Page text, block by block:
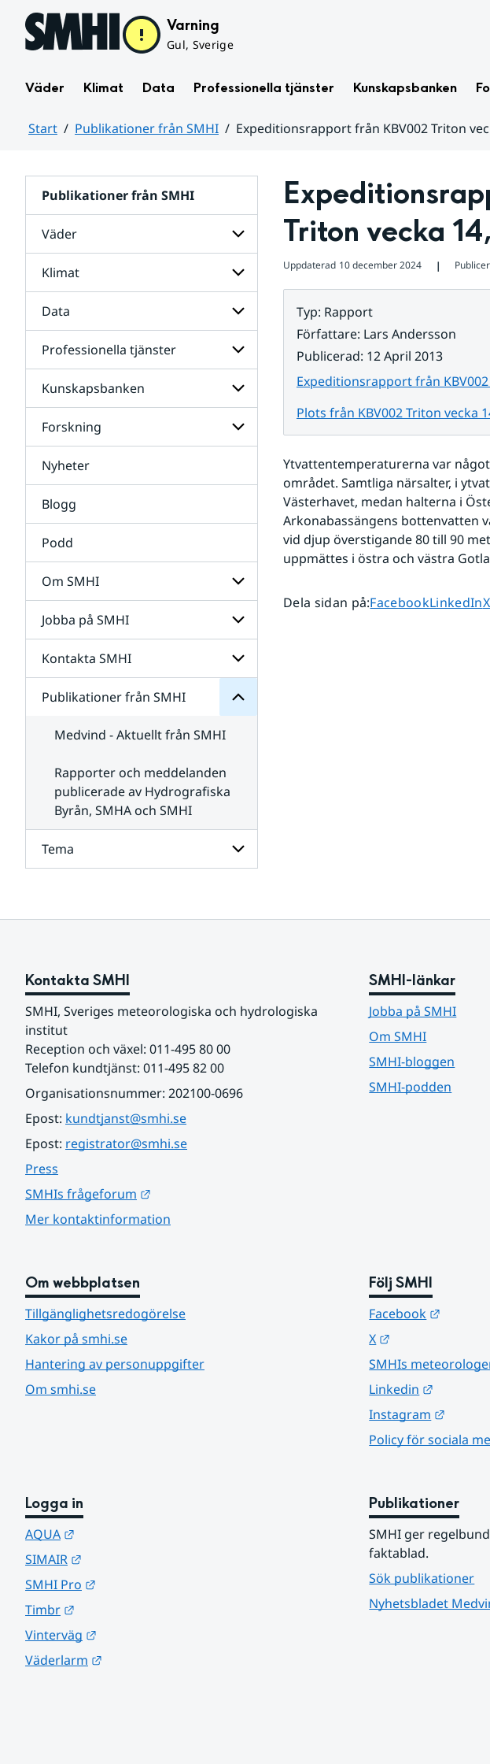
Hoppa till sidans innehåll Varning
Gul, Sverige
Väder Klimat Data Professionella tjänster Kunskapsbanken
Start Publikationer från SMHI
Expeditionsrapport från KBV002 Triton
Publikationer från SMHI
Väder
Undersidor
för
Väder
Klimat
Undersidor
för
Klimat
Data
Undersidor
för
Data
Professionella tjänster
Undersidor
för
Professionella
tjänster
Kunskapsbanken
Undersidor
för
Kunskapsbanken
Forskning
Undersidor
för
Forskning
Nyheter
Blogg
Podd
Om SMHI
Undersidor
för
Om
SMHI
Jobba på SMHI
Undersidor
för
Jobba
på
Kontakta SMHI
Undersidor
Kontakta
SMHI
Publikationer från SMHI
Undersidor
för
Publikationer
från
SMHI
Medvind - Aktuellt från SMHI
Rapporter och meddelanden
publicerade av Hydrografiska
Byrån, SMHA och SMHI
Tema
Tema
Triton vecka
Uppdaterad 10 december 2024 ❘
Typ: Rapport
Författare: Lars Andersson
Publicerad: 12 April 2013
Expeditionsrapport från
Plots från KBV002 Triton vecka
Ytvattentemperaturerna var
området. Samtliga närsalter, i
Västerhavet, medan halterna i
Arkonabassängens bottenvatten
vid djup överstigande 80 till 90
uppmättes i östra och västra
Dela sidan på:Dela sidan på
FacebookDela sidan
LinkedInX
Kontakta SMHI
SMHI, Sveriges meteorologiska och hydrologiska
institut
Reception och växel: 011-495 80 00
Telefon kundtjänst: 011-495 82 00
Organisationsnummer: 202100-0696
Epost: kundtjanst@smhi.se
Epost: registrator@smhi.se
Press
SMHIs frågeforum
Mer kontaktinformation
SMHI-länkar
Jobba på SMHI
Om SMHI
SMHI-bloggen
SMHI-podden
Om webbplatsen
Tillgänglighetsredogörelse
Kakor på smhi.se
Hantering av personuppgifter
Om smhi.se
Följ SMHI
Facebook
X
SMHIs
Linkedin
Instagram
Policy för sociala
Logga in
AQUA
SIMAIR
SMHI Pro
Timbr
Vinterväg
Väderlarm
Publikationer
SMHI ger
faktablad.
Sök publikationer
Nyhetsbladet